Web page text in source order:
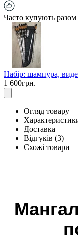
Часто купують разом
Набір: шампура,
1 600грн.
Огляд товару
Доставка
Відгуків (3)
Схожі товари